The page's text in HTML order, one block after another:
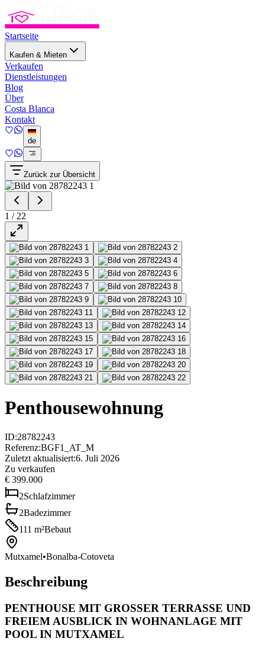
Startseite
Kaufen & Mieten
Verkaufen
Dienstleistungen
Blog
Über
Costa Blanca
Kontakt
de
Zurück zur Übersicht
1 / 22
Penthousewohnung
ID:28782243
Referenz:BGF1_AT_M
Zuletzt aktualisiert:6. Juli 2026
Zu verkaufen
€ 399.000
2Schlafzimmer
2Badezimmer
111 m²Bebaut
Mutxamel•Bonalba-Cotoveta
Beschreibung
PENTHOUSE MIT GROSSER TERRASSE UND
FREIEM AUSBLICK IN WOHNANLAGE MIT
POOL IN MUTXAMEL